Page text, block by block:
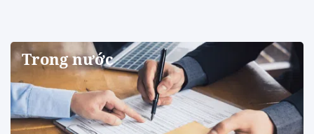
Trong nước